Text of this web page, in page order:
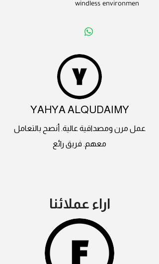
windless environmen
YAHYA ALQUDAIMY
عمل مرن ومصداقية عالية. أنصح بالتعامل
معهم. فريق رائع
اراء عملائنا